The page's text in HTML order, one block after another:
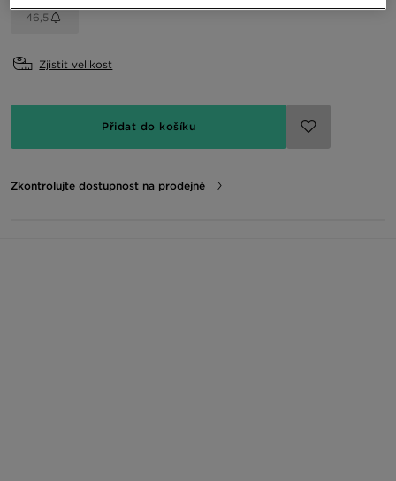
46,5
Zjistit velikost
Přidat do košíku
Zkontrolujte dostupnost na prodejně